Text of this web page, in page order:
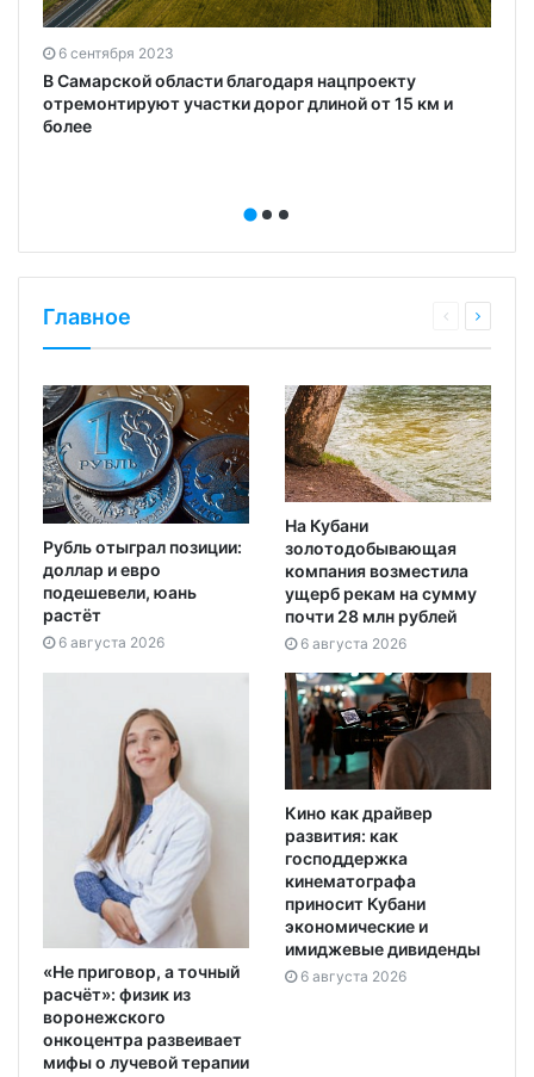
6 сентября 2023
В Самарской области благодаря нацпроекту
отремонтируют участки дорог длиной от 15 км и
более
Главное
Рубль отыграл позиции:
доллар и евро
подешевели, юань
растёт
6 августа 2026
На Кубани
золотодобывающая
компания возместила
ущерб рекам на сумму
почти 28 млн рублей
6 августа 2026
«Не приговор, а точный
расчёт»: физик из
воронежского
онкоцентра развеивает
мифы о лучевой терапии
Кино как драйвер
развития: как
господдержка
кинематографа
приносит Кубани
экономические и
имиджевые дивиденды
6 августа 2026